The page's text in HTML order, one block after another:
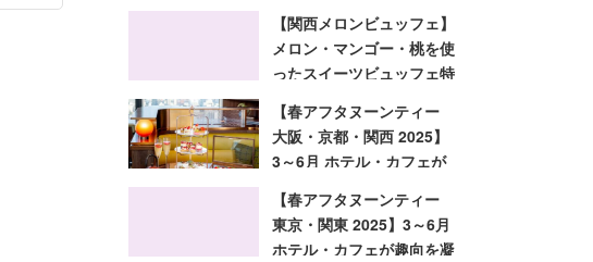
【関西メロンビュッフェ】
メロン・マンゴー・桃を使
ったスイーツビュッフェ特
集 2025！大阪・京都・兵
庫
【春アフタヌーンティー
大阪・京都・関西 2025】
3～6月 ホテル・カフェが
趣向を凝らした旬のアフタ
ヌーンティー
【春アフタヌーンティー
東京・関東 2025】3～6月
ホテル・カフェが趣向を凝